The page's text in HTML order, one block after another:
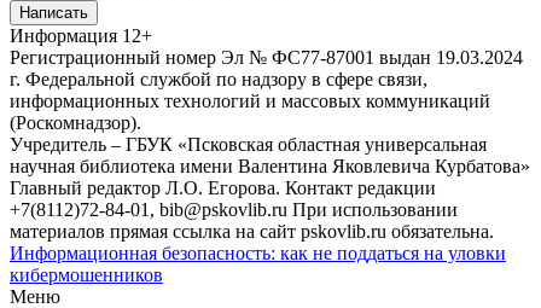
Написать
Информация 12+
Регистрационный номер Эл № ФС77-87001 выдан 19.03.2024
г. Федеральной службой по надзору в сфере связи,
информационных технологий и массовых коммуникаций
(Роскомнадзор).
Учредитель – ГБУК «Псковская областная универсальная
научная библиотека имени Валентина Яковлевича Курбатова»
Главный редактор Л.О. Егорова. Контакт редакции
+7(8112)72-84-01, bib@pskovlib.ru При использовании
материалов прямая ссылка на сайт pskovlib.ru обязательна.
Информационная безопасность: как не поддаться на уловки
кибермошенников
Меню